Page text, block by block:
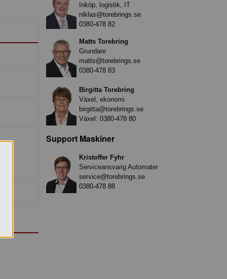
Inköp, logistik, IT
niklas@torebrings.se
0380-478 82
Matts Torebring
Grundare
matts@torebrings.se
0380-478 83
Birgitta Torebring
Växel, ekonomi
birgitta@torebrings.se
Växel: 0380-478 80
Support Maskiner
Kristoffer Fyhr
Serviceansvarig Automater
service@torebrings.se
0380-478 88